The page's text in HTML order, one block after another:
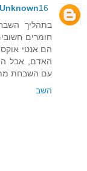
Unknown16 בפברואר 2014 בשעה 21:45
בתהליך
חומרים
הם אנטי
האדם, אבל
עם השבחת
השב